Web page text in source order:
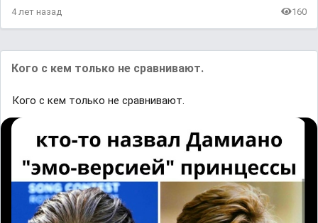
4 лет назад 160
Кого с кем только не сравнивают.
Кого с кем только не сравнивают.